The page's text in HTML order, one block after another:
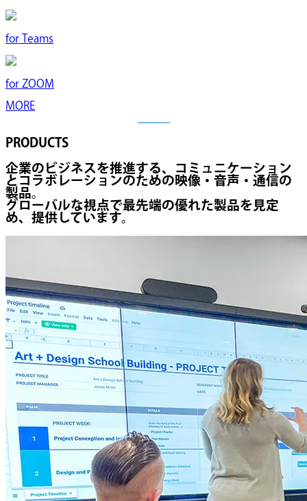
for Teams
for ZOOM
MORE
PRODUCTS
企業のビジネスを推進する、コミュニケーション
とコラボレーションのための映像・音声・通信の
製品。
グローバルな視点で最先端の優れた製品を見定
め、提供しています。